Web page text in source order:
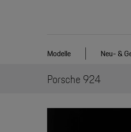
Modelle Neu- &
Porsche 924